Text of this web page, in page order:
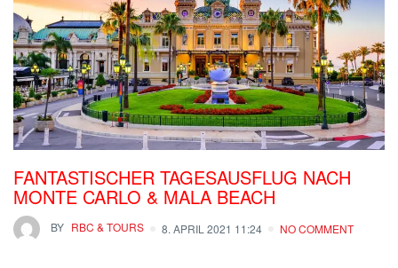
FANTASTISCHER TAGESAUSFLUG NACH
MONTE CARLO & MALA BEACH
BY RBC & TOURS 8. APRIL 2021 11:24 NO COMMENT